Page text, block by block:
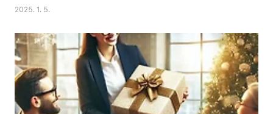
을 떠올리기가 쉽지 않죠. 🌟이 글에서는 2025년 설날에 딱 맞는 센스 있고
활용할 수 있는 맞춤형 인사말로 특별한 새해를 맞이하세요! 💌🏡 가족에게 전
하는 설날 덕담가족은 설날 덕담의 시작과 끝입니다. 가족의 건강과 행복을 빌
며 따뜻한 마음을 전하세요.1. 부모님께"새해에는 부모님께서 더 건강하시고 행
복한 한 해 보내시길 기원합니다. 사랑합니다, 부모님! 🙏""2025년에도 부모
님께 자주 ..
2025. 1. 5.